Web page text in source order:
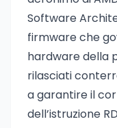
Software
firmware che
hardware della
rilasciati
a garantire il
dell’istruzione